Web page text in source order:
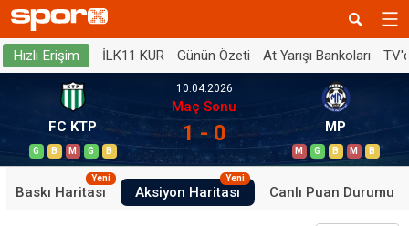
Hızlı Erişim İLK11 KUR Günün Özeti At Yarışı Bankoları
FC KTP
G B M G B
10.04.2026
Maç Sonu
1 - 0 MP
M G B M B
Baskı Haritası
Yeni
Aksiyon Haritası
Yeni
Canlı Puan Durumu